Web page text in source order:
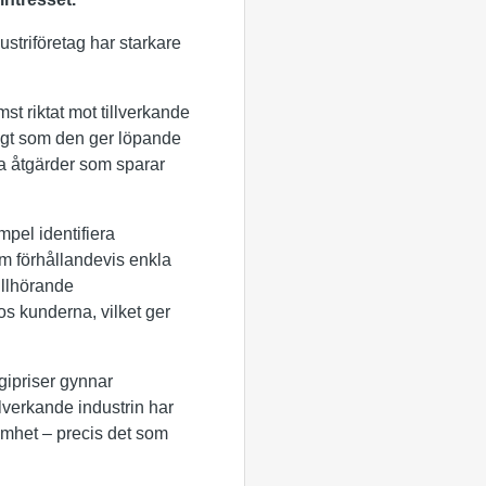
har starkare
riktat mot tillverkande
som den ger löpande
åtgärder som sparar
identifiera
förhållandevis enkla
kunderna, vilket ger
gynnar
industrin har
– precis det som